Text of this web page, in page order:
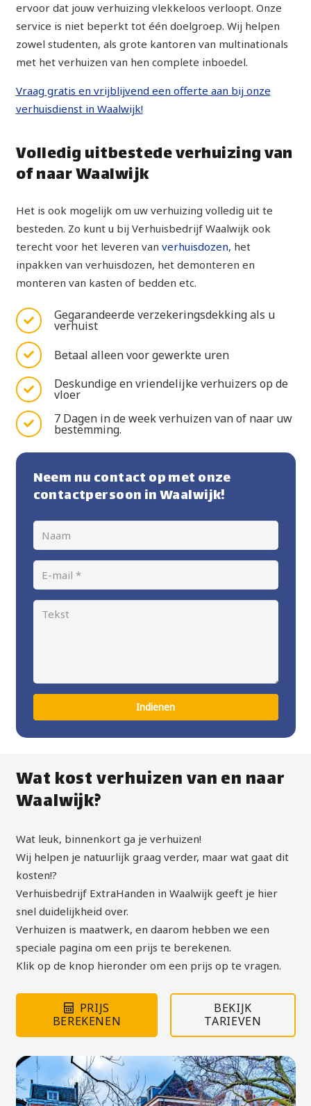
ervoor dat jouw verhuizing vlekkeloos verloopt. Onze
service is niet beperkt tot één doelgroep. Wij helpen
zowel studenten, als grote kantoren van multinationals
met het verhuizen van hen complete inboedel.
Vraag gratis en vrijblijvend een offerte aan bij onze
verhuisdienst in Waalwijk!
Volledig uitbestede verhuizing van
of naar Waalwijk
Het is ook mogelijk om uw verhuizing volledig uit te
besteden. Zo kunt u bij Verhuisbedrijf Waalwijk ook
terecht voor het leveren van verhuisdozen, het
inpakken van verhuisdozen, het demonteren en
monteren van kasten of bedden etc.
Gegarandeerde verzekeringsdekking als u
verhuist
Betaal alleen voor gewerkte uren
Deskundige en vriendelijke verhuizers op de
vloer
7 Dagen in de week verhuizen van of naar uw
bestemming.
Neem nu contact op met onze
contactpersoon in Waalwijk!
Indienen
Wat kost verhuizen van en naar
Waalwijk?
Wat leuk, binnenkort ga je verhuizen!
Wij helpen je natuurlijk graag verder, maar wat gaat dit
kosten!?
Verhuisbedrijf ExtraHanden in Waalwijk geeft je hier
snel duidelijkheid over.
Verhuizen is maatwerk, en daarom hebben we een
speciale pagina om een prijs te berekenen.
Klik op de knop hieronder om een prijs op te vragen.
PRIJS
BEREKENEN
BEKIJK
TARIEVEN